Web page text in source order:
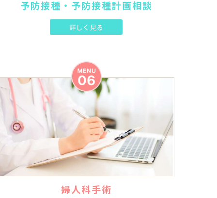
予防接種・予防接種計画相談
詳しく見る
婦人科手術